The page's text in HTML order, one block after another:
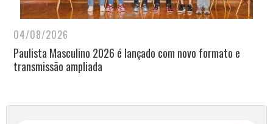
04/08/2026
Paulista Masculino 2026 é lançado com novo formato e
transmissão ampliada